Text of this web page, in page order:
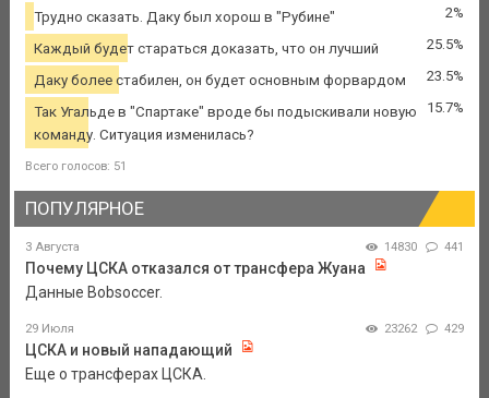
Трудно сказать. Даку был хорош в "Рубине" 2%
Каждый будет стараться доказать, что он лучший 25.5%
Даку более стабилен, он будет основным форвардом 23.5%
Так Угальде в "Спартаке" вроде бы подыскивали новую
команду. Ситуация изменилась?
15.7%
Всего голосов: 51
ПОПУЛЯРНОЕ
3 Августа 14830 441
Почему ЦСКА отказался от трансфера Жуана
Данные Bobsoccer.
29 Июля 23262 429
ЦСКА и новый нападающий
Еще о трансферах ЦСКА.